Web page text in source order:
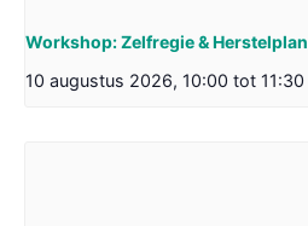
Workshop: Zelfregie & Herstelplan
10 augustus 2026, 10:00 tot 11:30